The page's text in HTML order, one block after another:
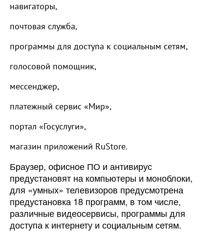
навигаторы,
почтовая служба,
программы для доступа к социальным сетям,
голосовой помощник,
мессенджер,
платежный сервис «Мир»,
портал «Госуслуги»,
магазин приложений RuStore.
Браузер, офисное ПО и антивирус
предустановят на компьютеры и моноблоки,
для «умных» телевизоров предусмотрена
предустановка 18 программ, в том числе,
различные видеосервисы, программы для
доступа к интернету и социальным сетям.